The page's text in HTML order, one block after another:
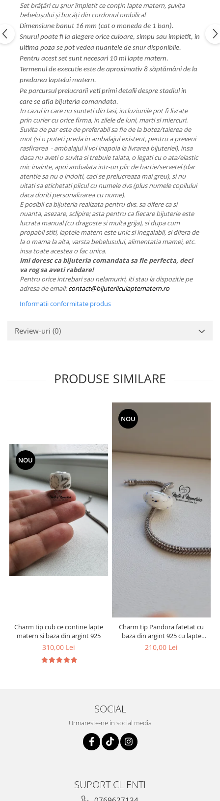
Set brățări cu șnur împletit ce conțin lapte matern, șuvița
bebelușului și bucăți din cordonul ombilical
Dimensiune banut 16 mm (cat o moneda de 1 ban).
Snurul poate fi la alegere orice culoare, simpu sau impletit, in
ultima poza se pot vedea nuantele de snur disponibile.
Pentru acest set sunt necesari 10 ml lapte matern.
Termenul de executie este de aproximativ 8 săptămâni de la
predarea laptelui matern.
Pe parcursul prelucrarii veti primi detalii despre stadiul in
care se afla bijuteria comandata.
In cazul in care nu sunteti din Iasi, incluziunile pot fi livrate
prin curier cu orice firma, in zilele de luni, marti si miercuri.
Suvita de par este de preferabil sa fie de la botez/taierea de
mot (si o puteti preda in ambalajul existent, pentru a preveni
rasfirarea - ambalajul il voi inapoia la livrarea bijuteriei), insa
daca nu aveti o suvita si trebuie taiata, o legati cu o ata/elastic
mic inainte, apoi ambalata intr-un plic de hartie/servetel (dar
atentie sa nu o indoiti, caci se prelucreaza mai greu), si nu
uitati sa etichetati plicul cu numele dvs (plus numele copilului
daca doriti personalizarea cu nume).
E posibil ca bijuteria realizata pentru dvs. sa difere ca si
nuanta, asezare, sclipire; asta pentru ca fiecare bijuterie este
lucrata manual (cu dragoste si multa grija), si dupa cum
propabil stiti, laptele matern este unic si inegalabil, si difera de
la o mama la alta, varsta bebelusului, alimentatia mamei, etc.
insa toate acestea o fac unica.
Imi doresc ca bijuteria comandata sa fie perfecta, deci
va rog sa aveti rabdare!
Pentru orice intrebari sau nelamuriri, iti stau la dispozitie pe
adresa de email:contact@bijuteriiculaptematern.ro
Informatii conformitate produs
Review-uri (0)
PRODUSE SIMILARE
NOU
Charm tip cub ce contine lapte
matern si baza din argint 925
310,00 Lei
NOU
Charm tip Pandora fatetat cu
baza din argint 925 cu lapte
matern si foita decorativa
210,00 Lei
SOCIAL
Urmareste-ne in social media
SUPORT CLIENTI